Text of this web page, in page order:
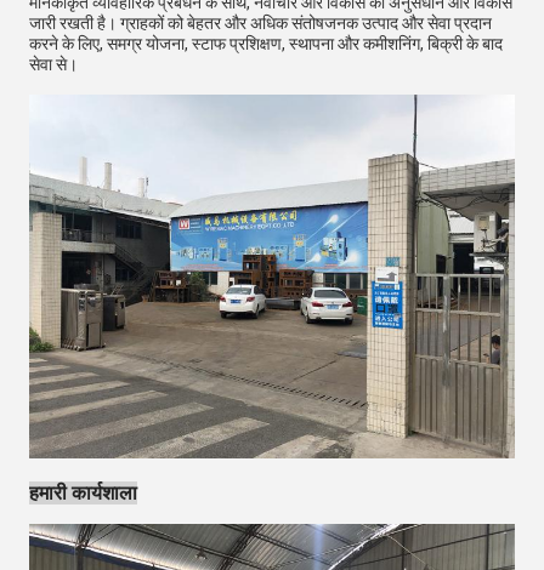
जारी रखती है। ग्राहकों को बेहतर और अधिक संतोषजनक उत्पाद और सेवा प्रदान
करने के लिए, समग्र योजना, स्टाफ प्रशिक्षण, स्थापना और कमीशनिंग, बिक्री के बाद
सेवा से।
हमारी कार्यशाला